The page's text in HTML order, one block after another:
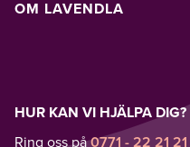
OM LAVENDLA
HUR KAN VI HJÄLPA DIG?
Ring oss på0771 - 22 21 21